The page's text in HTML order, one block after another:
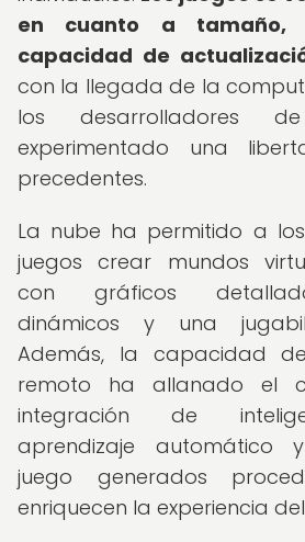
en cuanto a tamaño,
capacidad de
con la llegada de la
los desarrolladores
experimentado una
precedentes.
La nube ha permitido a
juegos crear mundos
con gráficos
dinámicos y una
Además, la capacidad
remoto ha allanado el
integración de
aprendizaje automático
juego generados
enriquecen la experiencia